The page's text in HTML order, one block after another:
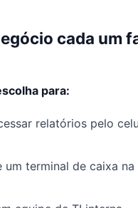
cada um
para:
relatórios pelo
terminal de caixa na